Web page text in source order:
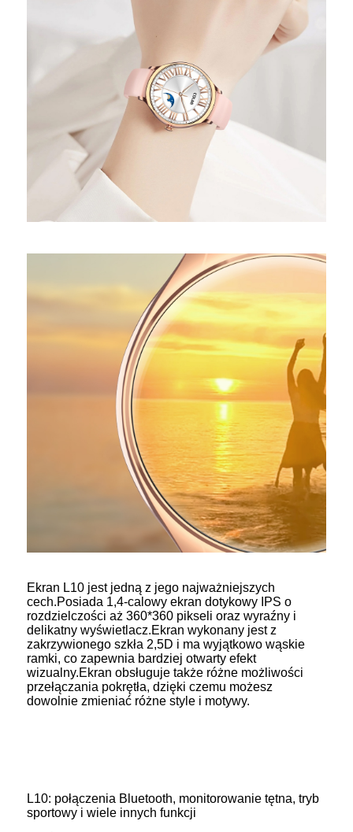
Ekran L10 jest jedną z jego najważniejszych
cech.Posiada 1,4-calowy ekran dotykowy IPS o
rozdzielczości aż 360*360 pikseli oraz wyraźny i
delikatny wyświetlacz.Ekran wykonany jest z
zakrzywionego szkła 2,5D i ma wyjątkowo wąskie
ramki, co zapewnia bardziej otwarty efekt
wizualny.Ekran obsługuje także różne możliwości
przełączania pokrętła, dzięki czemu możesz
dowolnie zmieniać różne style i motywy.
L10: połączenia Bluetooth, monitorowanie tętna, tryb
sportowy i wiele innych funkcji